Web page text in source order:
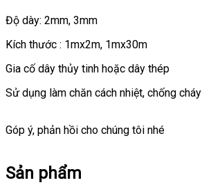
Độ dày: 2mm, 3mm
Kích thước : 1mx2m, 1mx30m
Gia cố dây thủy tinh hoặc dây thép
Sử dụng làm chăn cách nhiệt, chống cháy
Góp ý, phản hồi cho chúng tôi nhé
Sản phẩm